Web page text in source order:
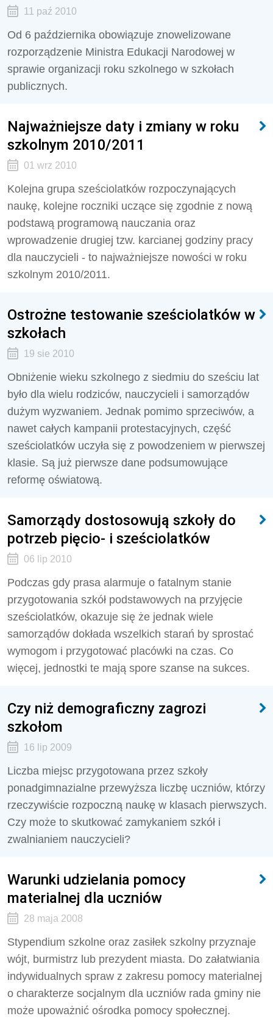
11 paź 2010
Od 6 października obowiązuje znowelizowane
rozporządzenie Ministra Edukacji Narodowej w
sprawie organizacji roku szkolnego w szkołach
publicznych.
Najważniejsze daty i zmiany w roku
szkolnym 2010/2011
01 wrz 2010
Kolejna grupa sześciolatków rozpoczynających
naukę, kolejne roczniki uczące się zgodnie z nową
podstawą programową nauczania oraz
wprowadzenie drugiej tzw. karcianej godziny pracy
dla nauczycieli - to najważniejsze nowości w roku
szkolnym 2010/2011.
Ostrożne testowanie sześciolatków w
szkołach
19 sie 2010
Obniżenie wieku szkolnego z siedmiu do sześciu lat
było dla wielu rodziców, nauczycieli i samorządów
dużym wyzwaniem. Jednak pomimo sprzeciwów, a
nawet całych kampanii protestacyjnych, część
sześciolatków uczyła się z powodzeniem w pierwszej
klasie. Są już pierwsze dane podsumowujące
reformę oświatową.
Samorządy dostosowują szkoły do
potrzeb pięcio- i sześciolatków
06 lip 2010
Podczas gdy prasa alarmuje o fatalnym stanie
przygotowania szkół podstawowych na przyjęcie
sześciolatków, okazuje się że jednak wiele
samorządów dokłada wszelkich starań by sprostać
wymogom i przygotować placówki na czas. Co
więcej, jednostki te mają spore szanse na sukces.
Czy niż demograficzny zagrozi
szkołom
16 lip 2009
Liczba miejsc przygotowana przez szkoły
ponadgimnazialne przewyższa liczbę uczniów, którzy
rzeczywiście rozpoczną naukę w klasach pierwszych.
Czy może to skutkować zamykaniem szkół i
zwalnianiem nauczycieli?
Warunki udzielania pomocy
materialnej dla uczniów
28 maja 2008
Stypendium szkolne oraz zasiłek szkolny przyznaje
wójt, burmistrz lub prezydent miasta. Do załatwiania
indywidualnych spraw z zakresu pomocy materialnej
o charakterze socjalnym dla uczniów rada gminy nie
może upoważnić ośrodka pomocy społecznej.